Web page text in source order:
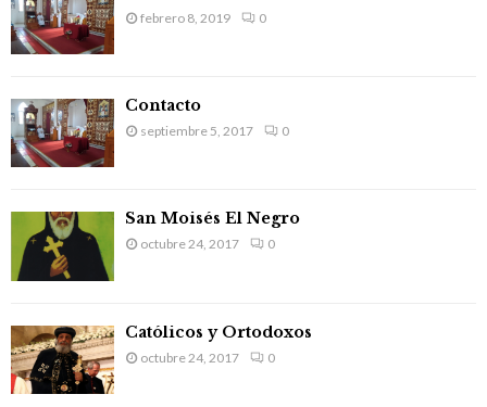
t
a
d
febrero 8, 2019 0
Contacto
septiembre 5, 2017 0
San Moisés El Negro
octubre 24, 2017 0
Católicos y Ortodoxos
octubre 24, 2017 0